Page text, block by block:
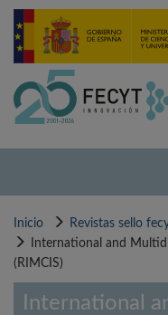
Pasar
contenido
Inicio
Revistas sello
International and
(RIMCIS)
International